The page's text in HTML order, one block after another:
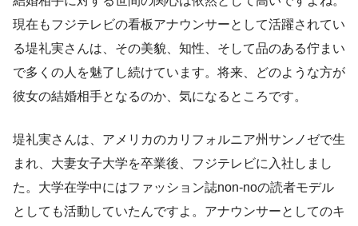
現在もフジテレビの看板アナウンサーとして活躍されてい
る堤礼実さんは、その美貌、知性、そして品のある佇まい
で多くの人を魅了し続けています。将来、どのような方が
彼女の結婚相手となるのか、気になるところです。
堤礼実さんは、アメリカのカリフォルニア州サンノゼで生
まれ、大妻女子大学を卒業後、フジテレビに入社しまし
た。大学在学中にはファッション誌non-noの読者モデル
としても活動していたんですよ。アナウンサーとしてのキ